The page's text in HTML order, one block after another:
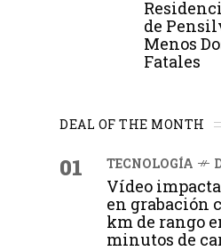
de
Menos
Fatales
DEAL OF THE MONTH
01 TECNOLOGÍA
Vídeo
en grabación
km de rango
minutos de